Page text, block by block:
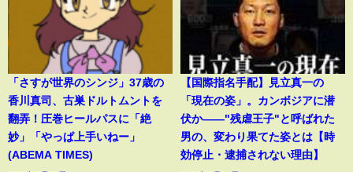
「さすが世界のシンジ」37歳の
香川真司、古巣ドルトムントを
翻弄！圧巻ヒールパスに「絶
妙」「やっぱ上手いねー」
(ABEMA TIMES)
【国際指名手配】見立真一の
「現在の姿」。カンボジアに潜
伏か――"残虐王子"と呼ばれた
男の、変わり果てた姿とは【時
効停止・逮捕されない理由】